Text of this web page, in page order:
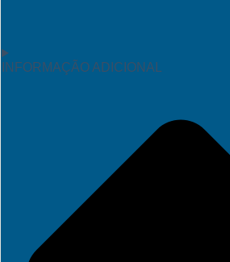
INFORMAÇÃO ADICIONAL